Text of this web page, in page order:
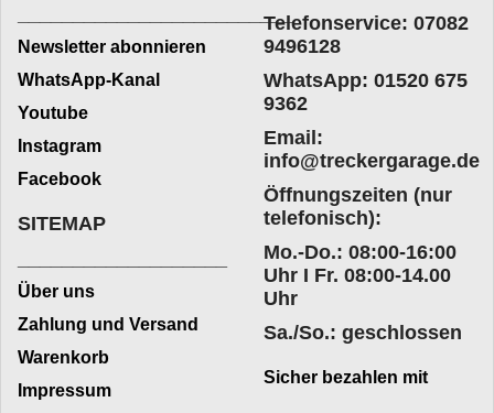
_________________________
Newsletter abonnieren
WhatsApp-Kanal
Youtube
Instagram
Facebook
Telefonservice: 07082
9496128
WhatsApp: 01520 675
9362
Email:
info@treckergarage.de
Öffnungszeiten (nur
telefonisch):
Mo.-Do.: 08:00-16:00
Uhr I Fr. 08:00-14.00
Uhr
Sa./So.: geschlossen
SITEMAP
Über uns
Zahlung und Versand
Warenkorb
Impressum
Sicher bezahlen mit